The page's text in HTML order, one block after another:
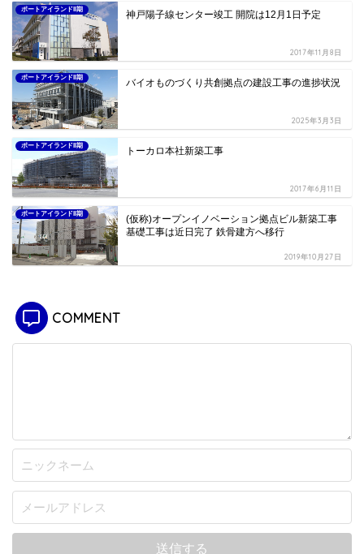
ポートアイランドII期 神戸陽子線センター竣工 開院は12月1日予定
2017年11月8日
ポートアイランドII期 バイオものづくり共創拠点の建設工事の進捗状況
2025年3月3日
ポートアイランドII期 トーカロ本社新築工事
2017年6月11日
ポートアイランドII期
(仮称)オープンイノベーション拠点ビル新築工事
基礎工事は近日完了 鉄骨建方へ移行
2019年10月27日
COMMENT